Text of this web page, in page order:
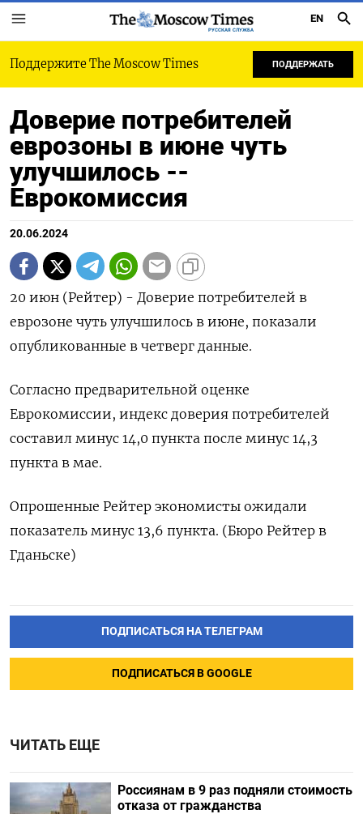
РУССКАЯ СЛУЖБА
EN
Поддержите The Moscow Times ПОДДЕРЖАТЬ
Доверие потребителей
еврозоны в июне чуть
улучшилось --
Еврокомиссия
20.06.2024
20 июн (Рейтер) - Доверие потребителей в
еврозоне чуть улучшилось в июне, показали
опубликованные в четверг данные.
Согласно предварительной оценке
Еврокомиссии, индекс доверия потребителей
составил минус 14,0 пункта после минус 14,3
пункта в мае.
Опрошенные Рейтер экономисты ожидали
показатель минус 13,6 пункта. (Бюро Рейтер в
Гданьске)
ПОДПИСАТЬСЯ НА ТЕЛЕГРАМ
ПОДПИСАТЬСЯ В GOOGLE
ЧИТАТЬ ЕЩЕ
Россиянам в 9 раз подняли стоимость
отказа от гражданства